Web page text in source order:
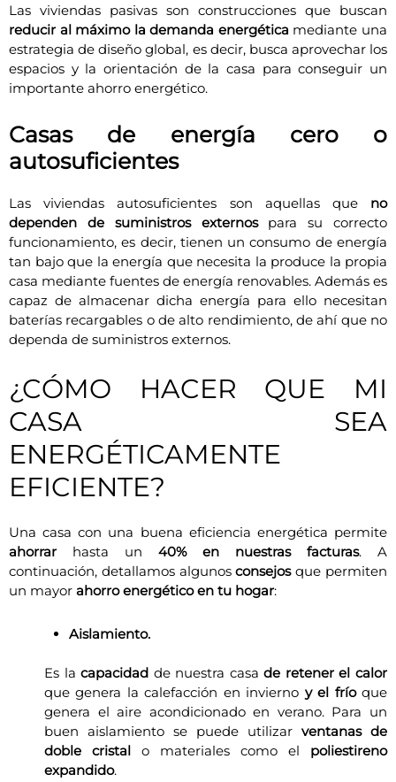
Las viviendas pasivas son construcciones que buscan
reducir al máximo la demanda energética mediante una
estrategia de diseño global, es decir, busca aprovechar los
espacios y la orientación de la casa para conseguir un
importante ahorro energético.
Casas de energía cero o
autosuficientes
Las viviendas autosuficientes son aquellas que no
dependen de suministros externospara su correcto
funcionamiento, es decir, tienen un consumo de energía
tan bajo que la energía que necesita la produce la propia
casa mediante fuentes de energía renovables. Además es
capaz de almacenar dicha energía para ello necesitan
baterías recargables o de alto rendimiento, de ahí que no
dependa de suministros externos.
¿CÓMO HACER QUE MI
CASA SEA
ENERGÉTICAMENTE
EFICIENTE?
Una casa con una buena eficiencia energética permite
ahorrar hasta un 40% en nuestras facturas. A
continuación, detallamos algunosconsejosque permiten
un mayor ahorro energético en tu hogar:
Aislamiento.
Es lacapacidad de nuestra casade retener el calor
que genera la calefacción en invierno y el fríoque
genera el aire acondicionado en verano. Para un
buen aislamiento se puede utilizar ventanas de
doble cristal o materiales como el poliestireno
expandido.